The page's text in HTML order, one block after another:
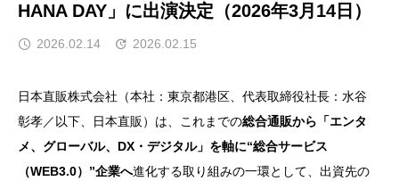
HANA DAY」に出演決定（2026年3月14日）
2026.02.14 2026.02.15
日本直販株式会社（本社：東京都港区、代表取締役社長：水谷
彰孝／以下、日本直販）は、これまでの総合通販から「エンタ
メ、グローバル、DX・デジタル」を軸に“総合サービス
（WEB3.0）”企業へ進化する取り組みの一環として、出資先の